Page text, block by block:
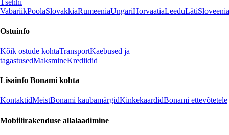
Tšehhi
VabariikPoolaSlovakkiaRumeeniaUngariHorvaatiaLeeduLätiSloveenia
Ostuinfo
Kõik ostude kohtaTransportKaebused ja
tagastusedMaksmineKrediidid
Lisainfo Bonami kohta
KontaktidMeistBonami kaubamärgidKinkekaardidBonami ettevõtetele
Mobiilirakenduse allalaadimine